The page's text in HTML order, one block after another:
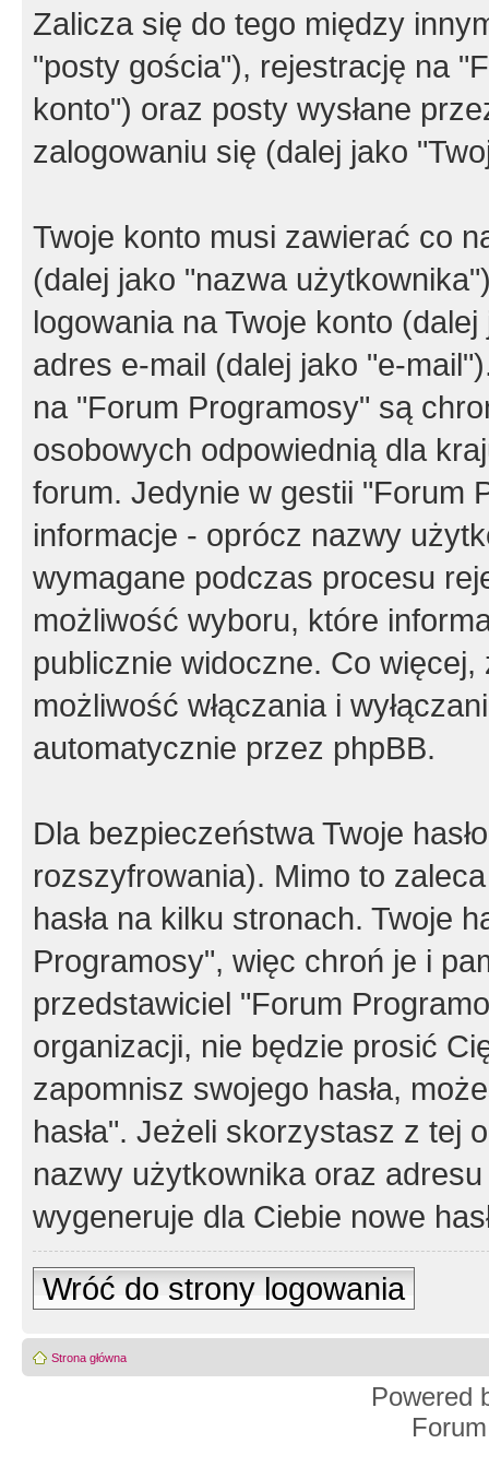
Zalicza się do tego między
"posty gościa"), rejestrację na
konto") oraz posty wysłane
zalogowaniu się (dalej jako
Twoje konto musi zawierać co
(dalej jako "nazwa
logowania na Twoje konto
adres e-mail (dalej jako "e-
na "Forum Programosy" są
osobowych odpowiednią dla
forum. Jedynie w gestii "Forum
informacje - oprócz nazwy
wymagane podczas procesu
możliwość wyboru, które
publicznie widoczne. Co
możliwość włączania i
automatycznie przez phpBB.
Dla bezpieczeństwa Twoje
rozszyfrowania). Mimo to
hasła na kilku stronach. Twoje
Programosy", więc chroń je i
przedstawiciel "Forum
organizacji, nie będzie prosić
zapomnisz swojego hasła,
hasła". Jeżeli skorzystasz z tej
nazwy użytkownika oraz
wygeneruje dla Ciebie nowe
Wróć do strony logowania
Strona główna
Powered